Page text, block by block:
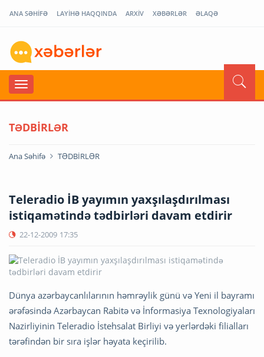
ANA SƏHİFƏ LAYİHƏ HAQQINDA ARXİV XƏBƏRLƏR ƏLAQƏ
TƏDBİRLƏR
Ana Səhifə TƏDBİRLƏR
Teleradio İB yayımın yaxşılaşdırılması
istiqamətində tədbirləri davam etdirir
22-12-2009 17:35
Dünya azərbaycanlılarının həmrəylik günü və Yeni il bayramı
ərəfəsində Azərbaycan Rabitə və İnformasiya Texnologiyaları
Nazirliyinin Teleradio İstehsalat Birliyi və yerlərdəki filialları
tərəfindən bir sıra işlər həyata keçirilib.